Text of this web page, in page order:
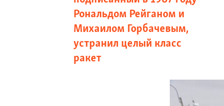
Рональдом Рейганом и
Михаилом Горбачевым,
устранил целый класс
ракет